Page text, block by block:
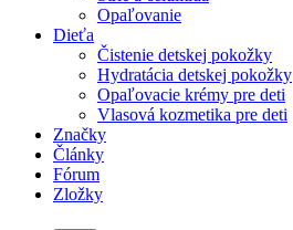
Opaľovanie
Dieťa
Čistenie detskej pokožky
Hydratácia detskej pokožky
Opaľovacie krémy pre deti
Vlasová kozmetika pre deti
Značky
Články
Fórum
Zložky